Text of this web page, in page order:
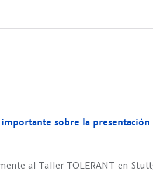
sobre la
al Taller TOLERANT en